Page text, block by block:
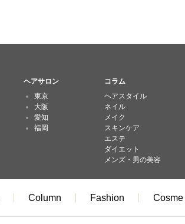
ヘアサロン コラム
東京
大阪
愛知
福岡
ヘアスタイル
ネイル
メイク
スキンケア
エステ
ダイエット
メンズ・男の美容
Column Fashion Cosme